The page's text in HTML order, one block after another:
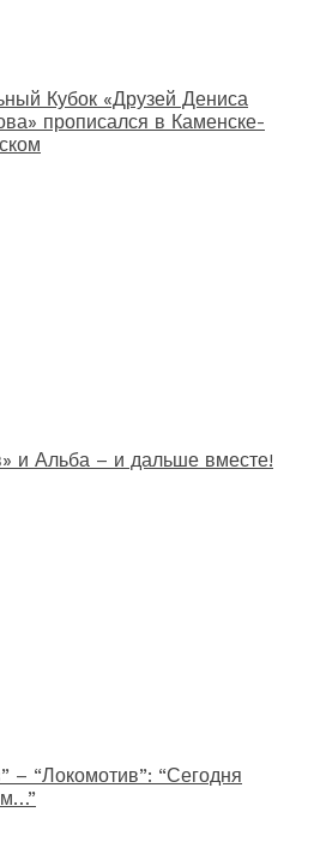
Кубок «Друзей Дениса
прописался в Каменске-
и Альба – и дальше вместе!
– “Локомотив”: “Сегодня